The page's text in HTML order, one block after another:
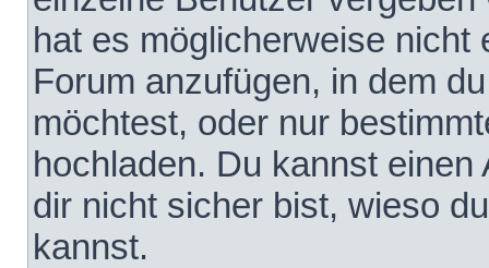
hat es möglicherweise nicht
Forum anzufügen, in dem
möchtest, oder nur
hochladen. Du kannst
dir nicht sicher bist, wieso
kannst.